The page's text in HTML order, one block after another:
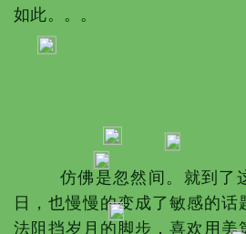
如此。。。
仿佛是忽然间。就到了这
日，也慢慢的变成了敏感的
法阻挡岁月的脚步，喜欢用美